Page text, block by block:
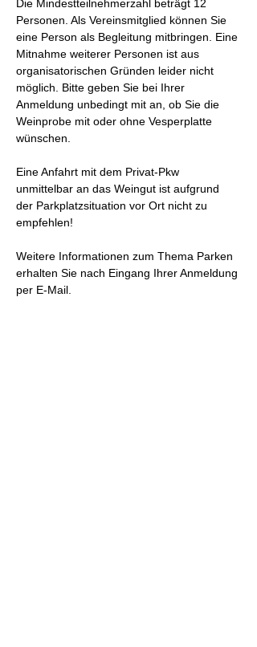
Die Mindestteilnehmerzahl beträgt 12
Personen. Als Vereinsmitglied können Sie
eine Person als Begleitung mitbringen. Eine
Mitnahme weiterer Personen ist aus
organisatorischen Gründen leider nicht
möglich. Bitte geben Sie bei Ihrer
Anmeldung unbedingt mit an, ob Sie die
Weinprobe mit oder ohne Vesperplatte
wünschen.
Eine Anfahrt mit dem Privat-Pkw
unmittelbar an das Weingut ist aufgrund
der Parkplatzsituation vor Ort nicht zu
empfehlen!
Weitere Informationen zum Thema Parken
erhalten Sie nach Eingang Ihrer Anmeldung
per E-Mail.